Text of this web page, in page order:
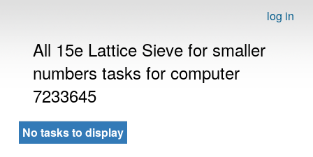
log in
All 15e Lattice Sieve for smaller
numbers tasks for computer
7233645
No tasks to display